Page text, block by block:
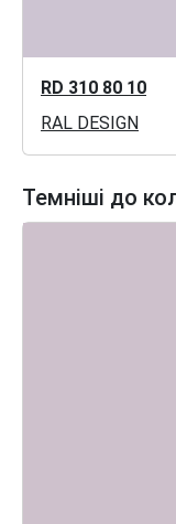
RD 310 80 10
RAL DESIGN
Темніші до